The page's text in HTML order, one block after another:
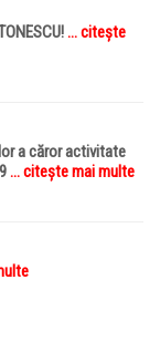
... citește
a căror activitate
... citește mai multe